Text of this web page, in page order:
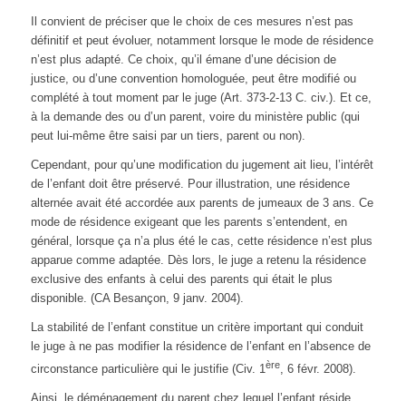
Il convient de préciser que le choix de ces mesures n’est pas
définitif et peut évoluer, notamment lorsque le mode de résidence
n’est plus adapté. Ce choix, qu’il émane d’une décision de
justice, ou d’une convention homologuée, peut être modifié ou
complété à tout moment par le juge (Art. 373-2-13 C. civ.). Et ce,
à la demande des ou d’un parent, voire du ministère public (qui
peut lui-même être saisi par un tiers, parent ou non).
Cependant, pour qu’une modification du jugement ait lieu, l’intérêt
de l’enfant doit être préservé. Pour illustration, une résidence
alternée avait été accordée aux parents de jumeaux de 3 ans. Ce
mode de résidence exigeant que les parents s’entendent, en
général, lorsque ça n’a plus été le cas, cette résidence n’est plus
apparue comme adaptée. Dès lors, le juge a retenu la résidence
exclusive des enfants à celui des parents qui était le plus
disponible. (CA Besançon, 9 janv. 2004).
La stabilité de l’enfant constitue un critère important qui conduit
le juge à ne pas modifier la résidence de l’enfant en l’absence de
circonstance particulière qui le justifie (Civ. 1 ère, 6 févr. 2008).
Ainsi, le déménagement du parent chez lequel l’enfant réside